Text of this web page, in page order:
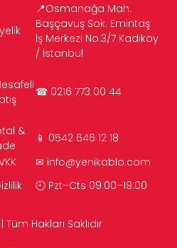
📍Osmanağa Mah.
Başçavuş Sok. Emintaş
İş Merkezi No:3/7 Kadıköy
/ İstanbul
☎ 0216 773 00 44
&
📱 0542 646 12 18
✉ info@yenikablo.com
🕘 Pzt–Cts 09:00–19:00
Hakları Saklıdır